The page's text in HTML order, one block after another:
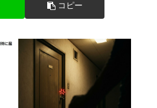
コピー